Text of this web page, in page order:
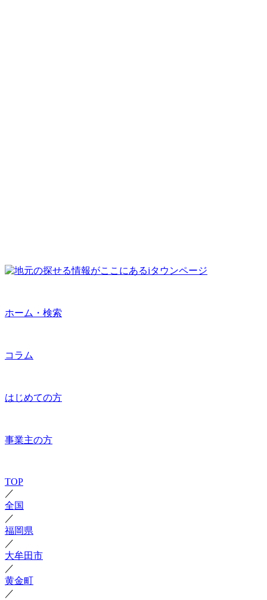
ホーム・検索
コラム
はじめての方
事業主の方
TOP
／
全国
／
福岡県
／
大牟田市
／
黄金町
／